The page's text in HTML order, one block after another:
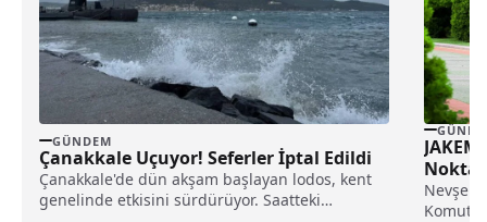
GÜNDEM
Çanakkale Uçuyor! Seferler İptal Edildi
Çanakkale'de dün akşam başlayan lodos, kent
genelinde etkisini sürdürüyor. Saatteki